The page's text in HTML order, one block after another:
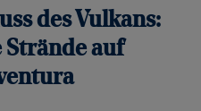
des Vulkans:
Strände auf